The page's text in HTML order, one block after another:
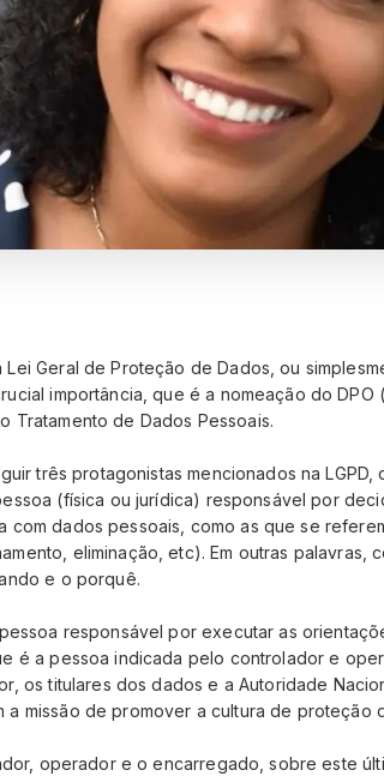
Geral de Proteção de Dados, ou
importância, que é a nomeação do DPO
Tratamento de Dados Pessoais.
três protagonistas mencionados na
(física ou jurídica) responsável por
dados pessoais, como as que se
eliminação, etc). Em outras
e o porquê.
responsável por executar as
é a pessoa indicada pelo controlador e
os titulares dos dados e a Autoridade
a missão de promover a cultura de proteção
operador e o encarregado, sobre este